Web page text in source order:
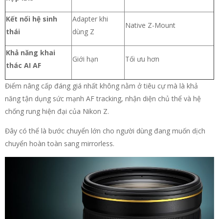
Kết nối hệ sinh
thái
Adapter khi
dùng Z
Native Z-Mount
Khả năng khai
thác AI AF
Giới hạn Tối ưu hơn
Điểm nâng cấp đáng giá nhất không nằm ở tiêu cự mà là khả
năng tận dụng sức mạnh AF tracking, nhận diện chủ thể và hệ
chống rung hiện đại của Nikon Z.
Đây có thể là bước chuyển lớn cho người dùng đang muốn dịch
chuyển hoàn toàn sang mirrorless.